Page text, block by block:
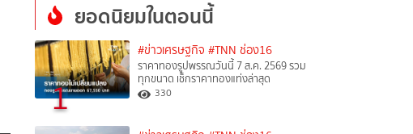
ยอดนิยมในตอนนี้
1
#ข่าวเศรษฐกิจ #TNN ช่อง16
ราคาทองรูปพรรณวันนี้ 7 ส.ค. 2569 รวม
ทุกขนาด เช็กราคาทองแท่งล่าสุด
330